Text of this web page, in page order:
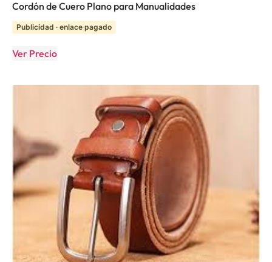
Cordón de Cuero Plano para Manualidades
Publicidad · enlace pagado
Ver Precio